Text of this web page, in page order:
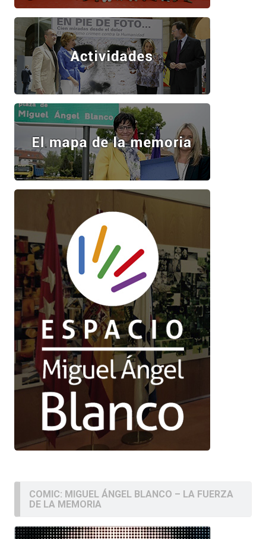
COMIC: MIGUEL ÁNGEL BLANCO – LA FUERZA
DE LA MEMORIA